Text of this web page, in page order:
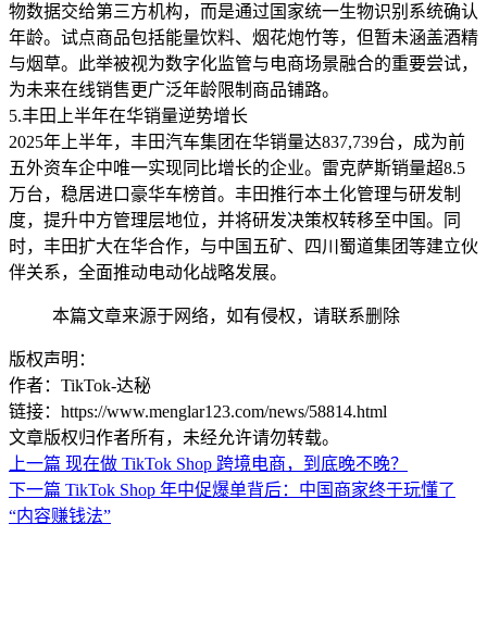
物数据交给第三方机构，而是通过国家统一生物识别系统确认
年龄。试点商品包括能量饮料、烟花炮竹等，但暂未涵盖酒精
与烟草。此举被视为数字化监管与电商场景融合的重要尝试，
为未来在线销售更广泛年龄限制商品铺路。
5.丰田上半年在华销量逆势增长
2025年上半年，丰田汽车集团在华销量达837,739台，成为前
五外资车企中唯一实现同比增长的企业。雷克萨斯销量超8.5
万台，稳居进口豪华车榜首。丰田推行本土化管理与研发制
度，提升中方管理层地位，并将研发决策权转移至中国。同
时，丰田扩大在华合作，与中国五矿、四川蜀道集团等建立伙
伴关系，全面推动电动化战略发展。
本篇文章来源于网络，如有侵权，请联系删除
版权声明：
作者：TikTok-达秘
链接：https://www.menglar123.com/news/58814.html
文章版权归作者所有，未经允许请勿转载。
上一篇 现在做 TikTok Shop 跨境电商，到底晚不晚？
下一篇 TikTok Shop 年中促爆单背后：中国商家终于玩懂了
“内容赚钱法”